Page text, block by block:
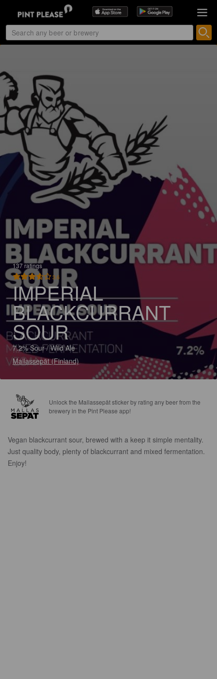
137 ratings
3.6
IMPERIAL
BLACKCURRANT
SOUR
7.2% Sour / Wild Ale
Mallassepät (Finland)
Unlock the Mallassepät sticker by rating any beer from the
brewery in the Pint Please app!
Vegan blackcurrant sour, brewed with a keep it simple mentality.
Just quality body, plenty of blackcurrant and mixed fermentation.
Enjoy!